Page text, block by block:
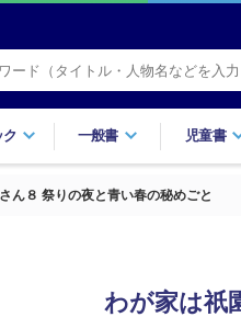
ク 一般書 児童書
ん８ 祭りの夜と青い春の秘めごと
わが家は祇